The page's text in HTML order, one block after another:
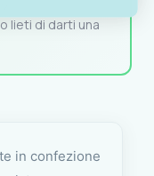
lieti di darti una
in confezione